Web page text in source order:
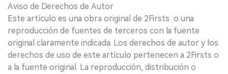
Aviso de Derechos de Autor
Este artículo es una obra original de 2Firsts o una
reproducción de fuentes de terceros con la fuente
original claramente indicada. Los derechos de autor y los
derechos de uso de este artículo pertenecen a 2Firsts o
a la fuente original. La reproducción, distribución o